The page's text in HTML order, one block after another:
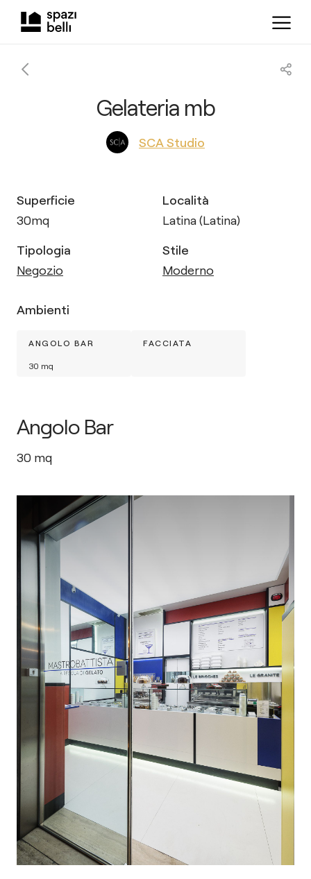
Gelateria mb
SCA Studio
Superficie
30mq
Località
Latina (Latina)
Tipologia
Negozio
Stile
Moderno
Ambienti
ANGOLO BAR
30 mq
FACCIATA
Angolo Bar
30 mq